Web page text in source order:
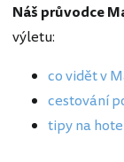
Náš průvodce
výletu:
co vidět v
cestování
tipy na